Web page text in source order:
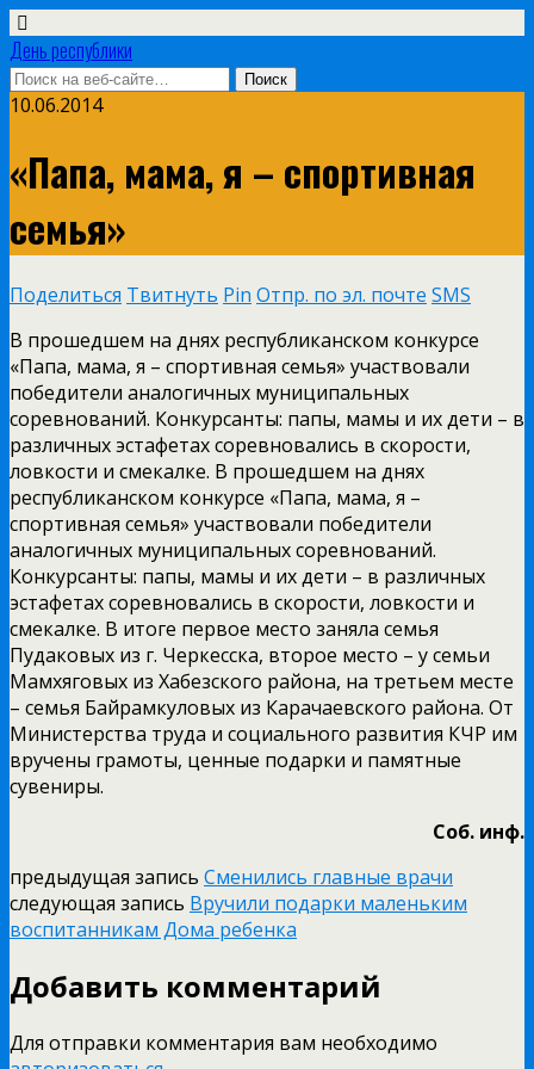
День республики
10.06.2014
«Папа, мама, я – спортивная
семья»
Поделиться Твитнуть Pin Отпр. по эл. почте SMS
В прошедшем на днях республиканском конкурсе
«Папа, мама, я – спортивная семья» участвовали
победители аналогичных муниципальных
соревнований. Конкурсанты: папы, мамы и их дети – в
различных эстафетах соревновались в скорости,
ловкости и смекалке. В прошедшем на днях
республиканском конкурсе «Папа, мама, я –
спортивная семья» участвовали победители
аналогичных муниципальных соревнований.
Конкурсанты: папы, мамы и их дети – в различных
эстафетах соревновались в скорости, ловкости и
смекалке. В итоге первое место заняла семья
Пудаковых из г. Черкесска, второе место – у семьи
Мамхяговых из Хабезского района, на третьем месте
– семья Байрамкуловых из Карачаевского района. От
Министерства труда и социального развития КЧР им
вручены грамоты, ценные подарки и памятные
сувениры.
Соб. инф.
предыдущая запись Сменились главные врачи
следующая запись Вручили подарки маленьким
воспитанникам Дома ребенка
Добавить комментарий
Для отправки комментария вам необходимо